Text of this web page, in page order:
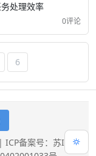
处理效率
0评论
6
ICP备案号：苏ICP备